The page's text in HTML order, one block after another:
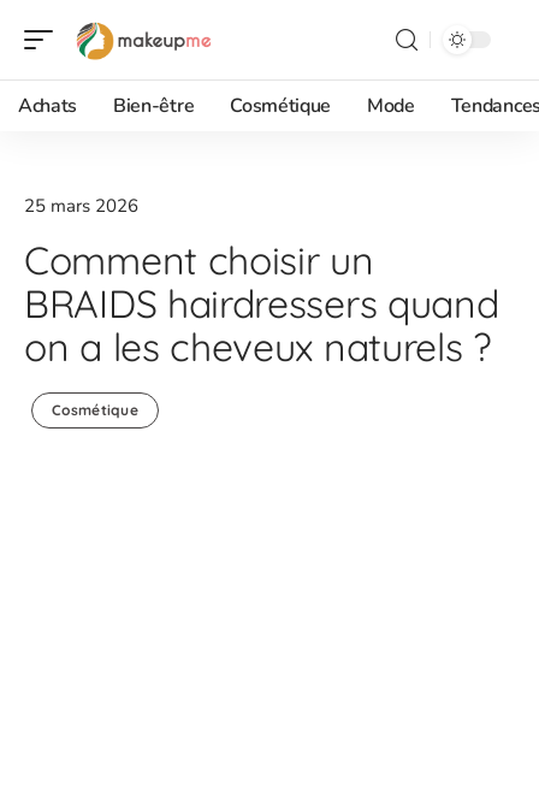
Achats Bien-être Cosmétique Mode
25 mars 2026
Comment choisir un
BRAIDS hairdressers quand
on a les cheveux naturels ?
Cosmétique